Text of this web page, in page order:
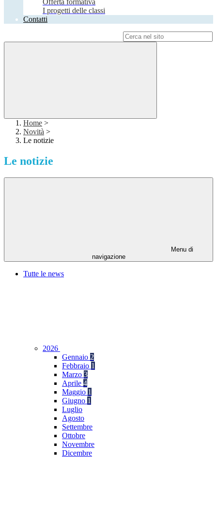
Offerta formativa
I progetti delle classi
Contatti
Home >
Novità >
Le notizie
Le notizie
Menu di
navigazione
Tutte le news
2026
Gennaio 2
Febbraio 1
Marzo 3
Aprile 4
Maggio 1
Giugno 1
Luglio
Agosto
Settembre
Ottobre
Novembre
Dicembre